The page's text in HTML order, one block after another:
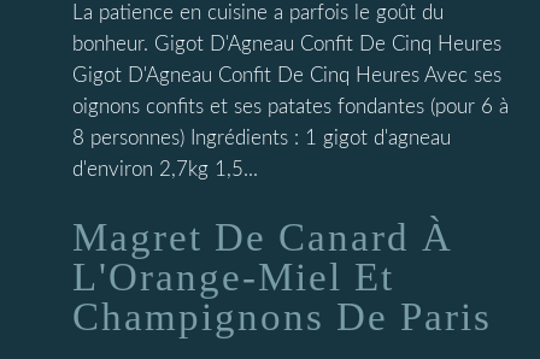
La patience en cuisine a parfois le goût du
bonheur. Gigot D'Agneau Confit De Cinq Heures
Gigot D'Agneau Confit De Cinq Heures Avec ses
oignons confits et ses patates fondantes (pour 6 à
8 personnes) Ingrédients : 1 gigot d'agneau
d'environ 2,7kg 1,5...
Magret De Canard À
L'Orange-Miel Et
Champignons De Paris